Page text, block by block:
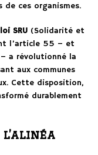
ces organismes.
loi SRU (Solidarité et
l’article 55 – et
a révolutionné la
aux communes
Cette disposition,
durablement